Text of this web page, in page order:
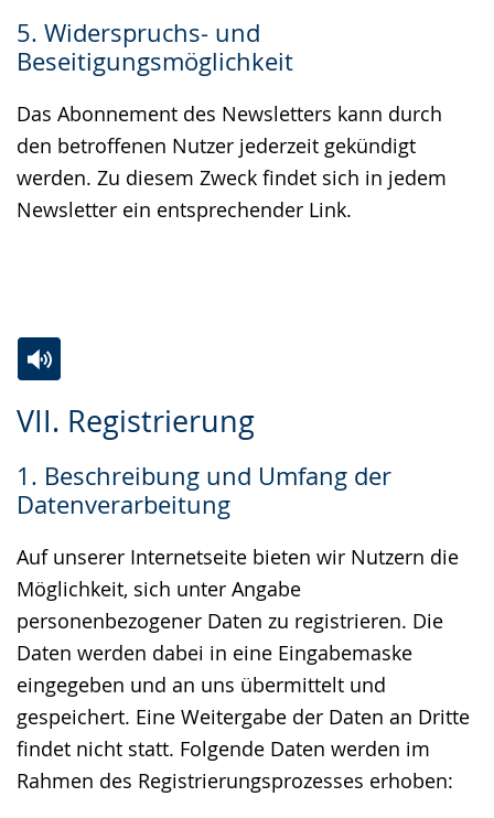
5. Widerspruchs- und
Beseitigungsmöglichkeit
Das Abonnement des Newsletters kann durch
den betroffenen Nutzer jederzeit gekündigt
werden. Zu diesem Zweck findet sich in jedem
Newsletter ein entsprechender Link.
VII. Registrierung
1. Beschreibung und Umfang der
Datenverarbeitung
Auf unserer Internetseite bieten wir Nutzern die
Möglichkeit, sich unter Angabe
personenbezogener Daten zu registrieren. Die
Daten werden dabei in eine Eingabemaske
eingegeben und an uns übermittelt und
gespeichert. Eine Weitergabe der Daten an Dritte
findet nicht statt. Folgende Daten werden im
Rahmen des Registrierungsprozesses erhoben:
Leichten
wechseln.
Audio-
Video
Deutscher
wird
angezeigt.